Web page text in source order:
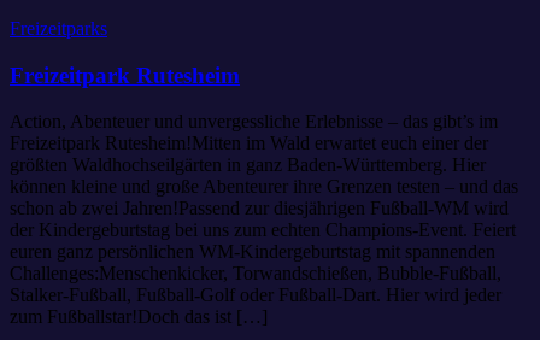
Freizeitparks
Freizeitpark Rutesheim
Action, Abenteuer und unvergessliche Erlebnisse – das gibt’s im
Freizeitpark Rutesheim!Mitten im Wald erwartet euch einer der
größten Waldhochseilgärten in ganz Baden-Württemberg. Hier
können kleine und große Abenteurer ihre Grenzen testen – und das
schon ab zwei Jahren!Passend zur diesjährigen Fußball-WM wird
der Kindergeburtstag bei uns zum echten Champions-Event. Feiert
euren ganz persönlichen WM-Kindergeburtstag mit spannenden
Challenges:Menschenkicker, Torwandschießen, Bubble-Fußball,
Stalker-Fußball, Fußball-Golf oder Fußball-Dart. Hier wird jeder
zum Fußballstar!Doch das ist […]